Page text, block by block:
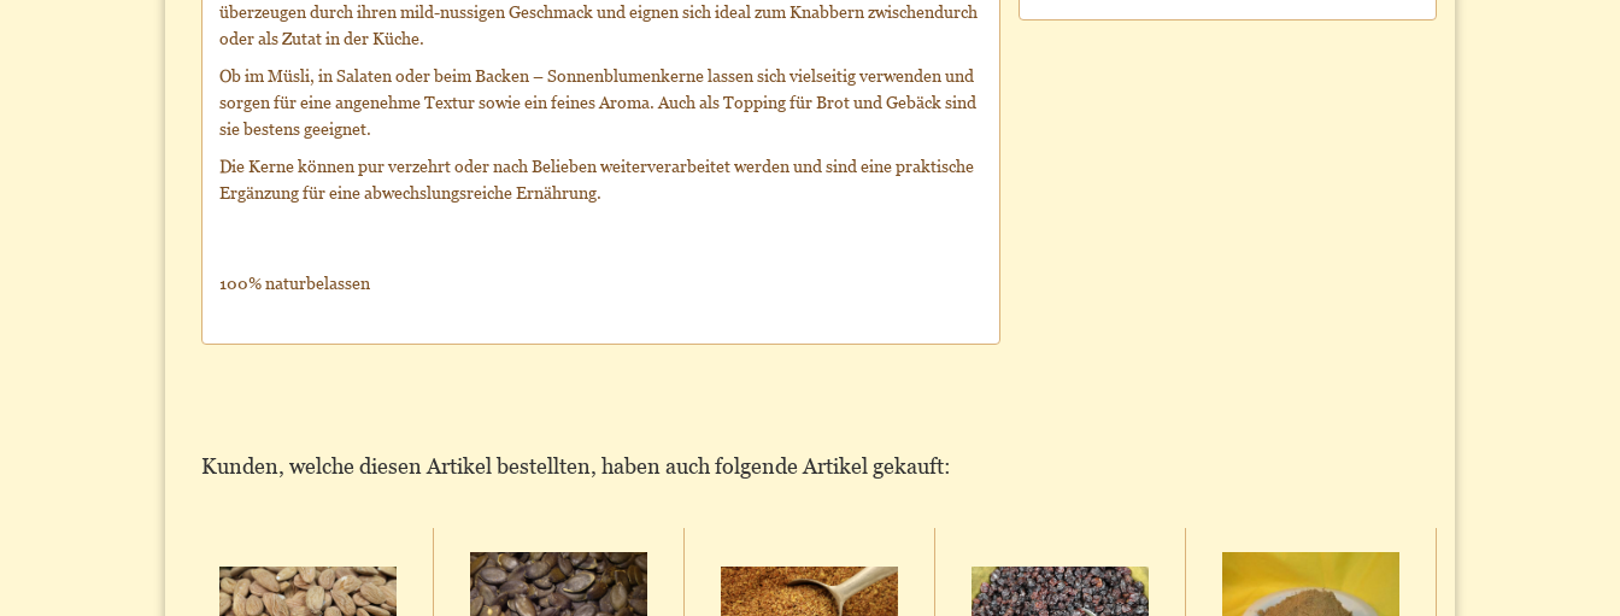
überzeugen durch ihren mild-nussigen Geschmack und eignen sich ideal zum Knabbern zwischendurch
oder als Zutat in der Küche.
Ob im Müsli, in Salaten oder beim Backen – Sonnenblumenkerne lassen sich vielseitig verwenden und
sorgen für eine angenehme Textur sowie ein feines Aroma. Auch als Topping für Brot und Gebäck sind
sie bestens geeignet.
Die Kerne können pur verzehrt oder nach Belieben weiterverarbeitet werden und sind eine praktische
Ergänzung für eine abwechslungsreiche Ernährung.
100% naturbelassen
Kunden, welche diesen Artikel bestellten, haben auch folgende Artikel gekauft: